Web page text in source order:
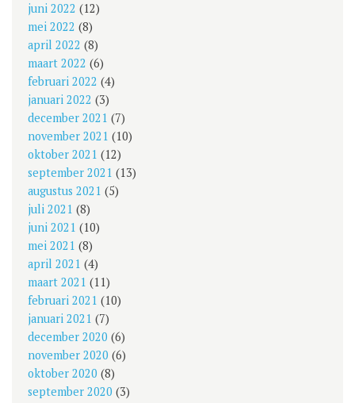
juni 2022 (12)
mei 2022 (8)
april 2022 (8)
maart 2022 (6)
februari 2022 (4)
januari 2022 (3)
december 2021 (7)
november 2021 (10)
oktober 2021 (12)
september 2021 (13)
augustus 2021 (5)
juli 2021 (8)
juni 2021 (10)
mei 2021 (8)
april 2021 (4)
maart 2021 (11)
februari 2021 (10)
januari 2021 (7)
december 2020 (6)
november 2020 (6)
oktober 2020 (8)
september 2020 (3)